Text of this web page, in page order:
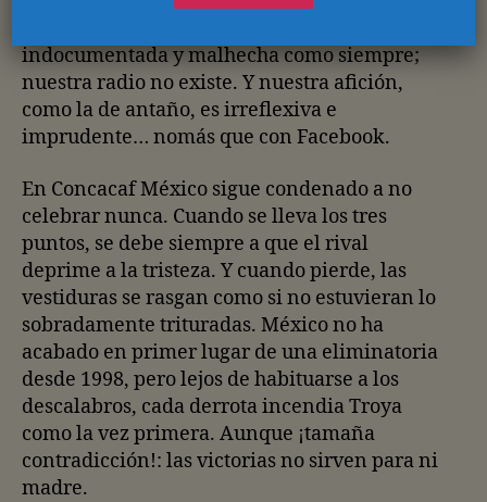
indocumentada y malhecha como siempre;
nuestra radio no existe. Y nuestra afición,
como la de antaño, es irreflexiva e
imprudente… nomás que con Facebook.
En Concacaf México sigue condenado a no
celebrar nunca. Cuando se lleva los tres
puntos, se debe siempre a que el rival
deprime a la tristeza. Y cuando pierde, las
vestiduras se rasgan como si no estuvieran lo
sobradamente trituradas. México no ha
acabado en primer lugar de una eliminatoria
desde 1998, pero lejos de habituarse a los
descalabros, cada derrota incendia Troya
como la vez primera. Aunque ¡tamaña
contradicción!: las victorias no sirven para ni
madre.